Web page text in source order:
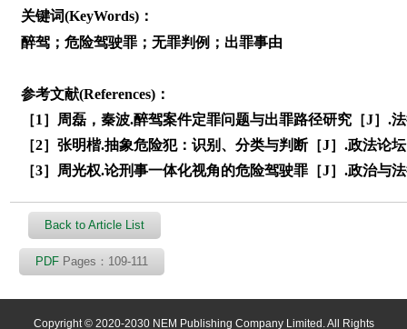
关键词(KeyWords)：
醉驾；危险驾驶罪；无罪判例；出罪事由
参考文献(References)：
［1］周磊，秦波.醉驾案件定罪问题与出罪路径研究［J］.
［2］张明楷.抽象危险犯：识别、分类与判断［J］.政法论
［3］周光权.论刑事一体化视角的危险驾驶罪［J］.政治与
Back to Article List
PDF Pages：109-111
Copyright © 2020-2030 NEM Publishing Company Limited. All Rights